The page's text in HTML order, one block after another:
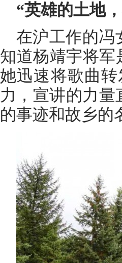
“英雄的土地
在沪工作的冯
知道杨靖宇将军
她迅速将歌曲
力，宣讲的力
的事迹和故乡的